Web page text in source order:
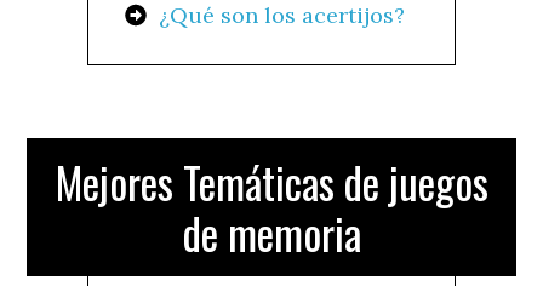
¿Qué son los acertijos?
Mejores Temáticas de juegos
de memoria